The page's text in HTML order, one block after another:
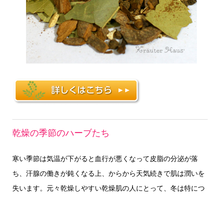
乾燥の季節のハーブたち
寒い季節は気温が下がると血行が悪くなって皮脂の分泌が落
ち、汗腺の働きが鈍くなる上、からから天気続きで肌は潤いを
失います。元々乾燥しやすい乾燥肌の人にとって、冬は特につ